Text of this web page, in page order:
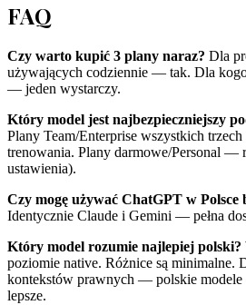
FAQ
Czy warto kupić 3 plany naraz? Dla
używających codziennie — tak. Dla
— jeden wystarczy.
Który model jest najbezpieczniejszy
Plany Team/Enterprise wszystkich
trenowania. Plany darmowe/Personal —
ustawienia).
Czy mogę używać ChatGPT w Polsce
Identycznie Claude i Gemini — pełna
Który model rozumie najlepiej polski?
poziomie native. Różnice są minimalne.
kontekstów prawnych — polskie
lepsze.